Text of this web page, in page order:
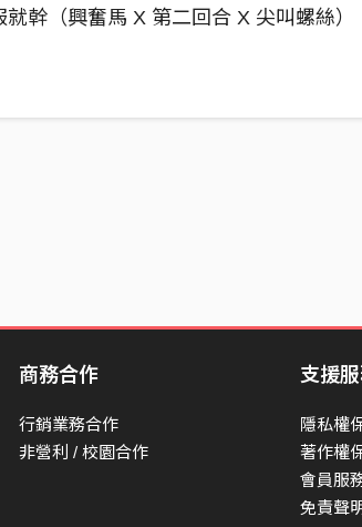
幹（興奮馬 X 第二回合 X 尖叫螺絲）
商務合作
行銷業務合作
非營利 / 校園合作
支援
隱私權
著作權
會員服
免責聲